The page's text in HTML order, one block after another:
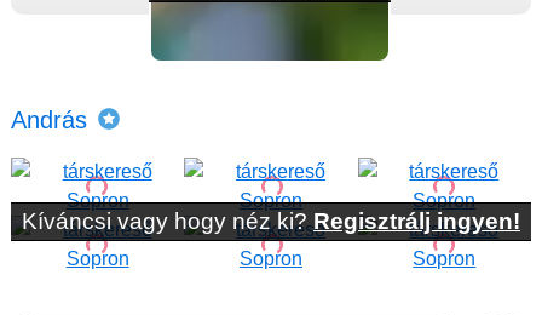
András
Kíváncsi vagy hogy néz ki?Regisztrálj ingyen!